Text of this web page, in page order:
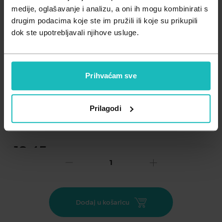
medije, oglašavanje i analizu, a oni ih mogu kombinirati s
drugim podacima koje ste im pružili ili koje su prikupili
dok ste upotrebljavali njihove usluge.
Prihvaćam sve
Prilagodi
Zdravlje muškarca
Zdravlje žene
Minerali
Probiotici i prebiotici
Važna obavijest prema Zakonu o zaštiti potrošača..
19,45
NAN OPTIPRO® 4 je mliječni pripravak namijenjen maloj djeci
uzrasta od navršene 2 godine, kao tekući dio prehrane.
Dodaj u košaricu